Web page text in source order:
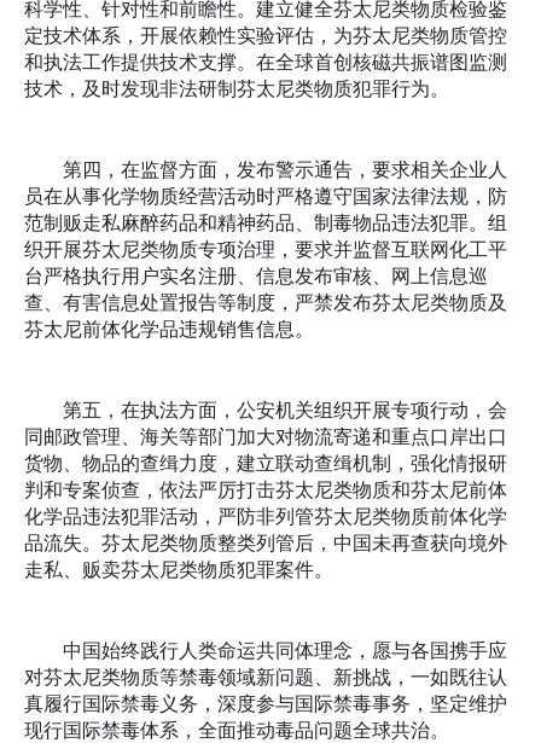
科学性、针对性和前瞻性。建立健全芬太尼类物质检验鉴
定技术体系，开展依赖性实验评估，为芬太尼类物质管控
和执法工作提供技术支撑。在全球首创核磁共振谱图监测
技术，及时发现非法研制芬太尼类物质犯罪行为。
第四，在监督方面，发布警示通告，要求相关企业人
员在从事化学物质经营活动时严格遵守国家法律法规，防
范制贩走私麻醉药品和精神药品、制毒物品违法犯罪。组
织开展芬太尼类物质专项治理，要求并监督互联网化工平
台严格执行用户实名注册、信息发布审核、网上信息巡
查、有害信息处置报告等制度，严禁发布芬太尼类物质及
芬太尼前体化学品违规销售信息。
第五，在执法方面，公安机关组织开展专项行动，会
同邮政管理、海关等部门加大对物流寄递和重点口岸出口
货物、物品的查缉力度，建立联动查缉机制，强化情报研
判和专案侦查，依法严厉打击芬太尼类物质和芬太尼前体
化学品违法犯罪活动，严防非列管芬太尼类物质前体化学
品流失。芬太尼类物质整类列管后，中国未再查获向境外
走私、贩卖芬太尼类物质犯罪案件。
中国始终践行人类命运共同体理念，愿与各国携手应
对芬太尼类物质等禁毒领域新问题、新挑战，一如既往认
真履行国际禁毒义务，深度参与国际禁毒事务，坚定维护
现行国际禁毒体系，全面推动毒品问题全球共治。